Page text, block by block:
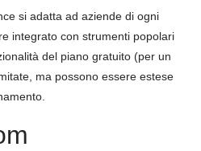
si adatta ad aziende di ogni
integrato con strumenti popolari
del piano gratuito (per un
ma possono essere estese